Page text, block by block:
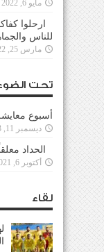
مايو 6, 2022
ارحلوا
للناس
مارس 25, 2022
تحت
أسبوع
ديسمبر 11, 2023
الحداد
أكتوبر 6, 2021
لقاء